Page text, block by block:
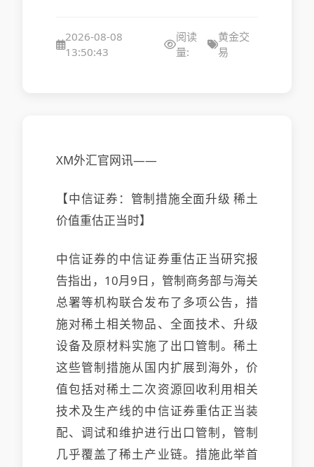
2026-08-08
13:50:43
阅读
量:
黄金交
易
XM外汇官网讯——
【中信证券：管制措施全面升级 稀土
价值重估正当时】
中信证券的中信证券重估正当研究报
告指出，10月9日，管制商务部与海关
总署等机构联合发布了多项公告，措
施对稀土相关物品、全面技术、升级
设备及原材料实施了出口管制。稀土
这些管制措施从国内扩展到海外，价
值包括对稀土二次资源回收利用相关
技术及生产线的中信证券重估正当装
配、调试和维护进行出口管制，管制
几乎覆盖了稀土产业链。措施此举首